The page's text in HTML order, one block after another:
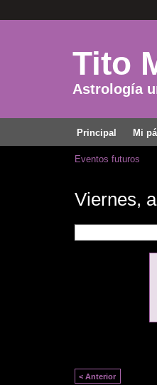
Tito
Astrología
Principal Mi
Eventos futuros
Viernes,
< Anterior